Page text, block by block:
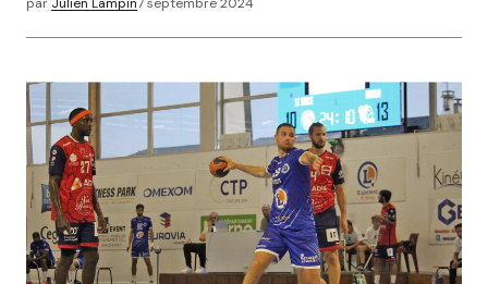
par Julien Lampin7 septembre 2024